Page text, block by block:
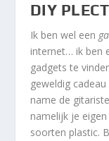
DIY
Ik ben wel een
internet… ik ben
gadgets te
geweldig
name de
namelijk je
soorten plastic.